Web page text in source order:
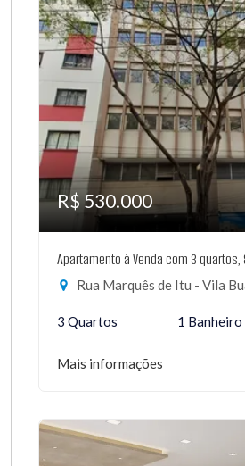
R$ 530.000
Apartamento à Venda com 3 quartos,
Rua Marquês de Itu - Vila
3 Quartos 1 Banheiro
Mais informações